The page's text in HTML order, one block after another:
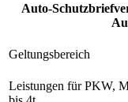
Auto-
Geltungsbereich
Leistungen für PKW,